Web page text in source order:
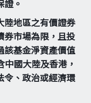
。
陸地區之有價證券
券市場為限，且投
該基金淨資產價值
國大陸及香港，
令、政治或經濟環